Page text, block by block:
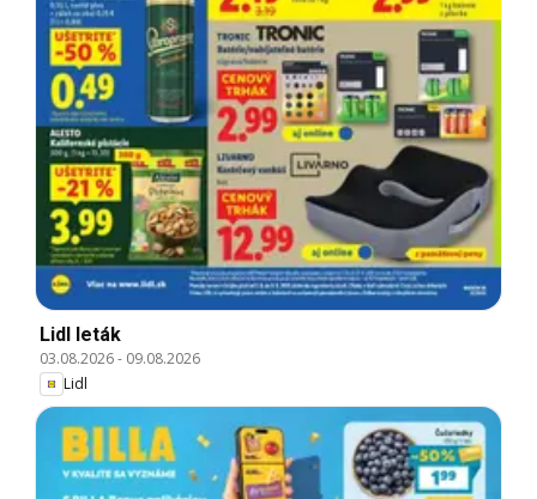
Lidl leták
03.08.2026- 09.08.2026
Lidl